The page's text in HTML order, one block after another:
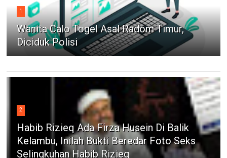
1
Wanita Calo Togel Asal Radom Timur,
Diciduk Polisi
2
Habib Rizieq Ada Firza Husein Di Balik
Kelambu, Inilah Bukti Beredar Foto Seks
Selingkuhan Habib Rizieq